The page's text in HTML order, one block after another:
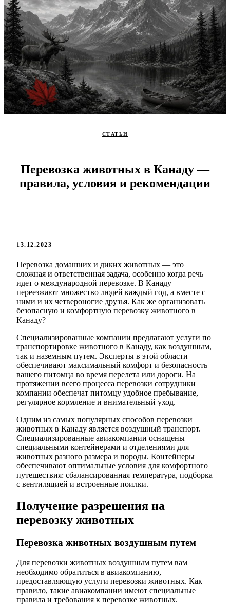
СТАТЬИ
Перевозка животных в Канаду —
правила, условия и рекомендации
13.12.2023
Перевозка домашних и диких животных — это
сложная и ответственная задача, особенно когда речь
идет о международной перевозке. В Канаду
переезжают множество людей каждый год, а вместе с
ними и их четвероногие друзья. Как же организовать
безопасную и комфортную перевозку животного в
Канаду?
Специализированные компании предлагают услуги по
транспортировке животного в Канаду, как воздушным,
так и наземным путем. Эксперты в этой области
обеспечивают максимальный комфорт и безопасность
вашего питомца во время перелета или дороги. На
протяжении всего процесса перевозки сотрудники
компании обеспечат питомцу удобное пребывание,
регулярное кормление и внимательный уход.
Одним из самых популярных способов перевозки
животных в Канаду является воздушный транспорт.
Специализированные авиакомпании оснащены
специальными контейнерами и отделениями для
животных разного размера и породы. Контейнеры
обеспечивают оптимальные условия для комфортного
путешествия: сбалансированная температура, подборка
с вентиляцией и встроенные поилки.
Получение разрешения на
перевозку животных
Перевозка животных воздушным путем
Для перевозки животных воздушным путем вам
необходимо обратиться в авиакомпанию,
предоставляющую услуги перевозки животных. Как
правило, такие авиакомпании имеют специальные
правила и требования к перевозке животных.